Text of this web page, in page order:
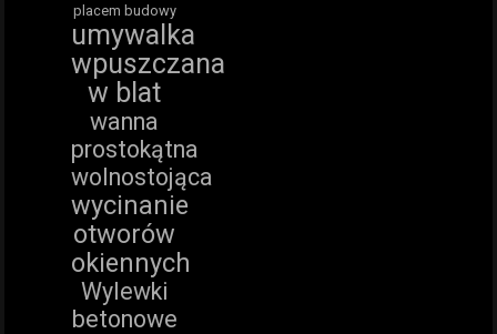
placem budowy
umywalka
wpuszczana
w blat
wanna
prostokątna
wolnostojąca
wycinanie
otworów
okiennych
Wylewki
betonowe